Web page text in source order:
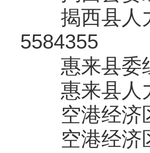
揭西县人力
5584355
惠来县委组
惠来县人力
空港经济区
空港经济区